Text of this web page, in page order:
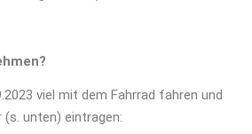
viel mit dem Fahrrad fahren und
unten) eintragen: